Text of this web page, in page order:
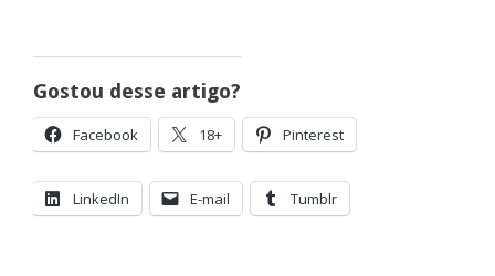
Gostou desse artigo?
Facebook 18+ Pinterest
LinkedIn E-mail Tumblr